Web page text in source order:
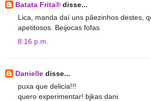
Batata Frita® disse...
Lica, manda daí uns pãezinhos destes,
apetitosos. Beijocas fofas
8:16 p.m.
Danielle disse...
puxa que delicia!!!
quero experimentar! bjkas dani